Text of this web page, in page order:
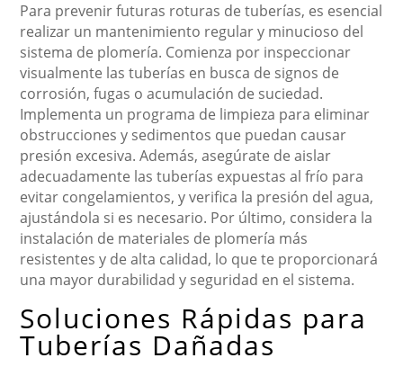
Para prevenir futuras roturas de tuberías, es esencial
realizar un mantenimiento regular y minucioso del
sistema de plomería. Comienza por inspeccionar
visualmente las tuberías en busca de signos de
corrosión, fugas o acumulación de suciedad.
Implementa un programa de limpieza para eliminar
obstrucciones y sedimentos que puedan causar
presión excesiva. Además, asegúrate de aislar
adecuadamente las tuberías expuestas al frío para
evitar congelamientos, y verifica la presión del agua,
ajustándola si es necesario. Por último, considera la
instalación de materiales de plomería más
resistentes y de alta calidad, lo que te proporcionará
una mayor durabilidad y seguridad en el sistema.
Soluciones Rápidas para
Tuberías Dañadas